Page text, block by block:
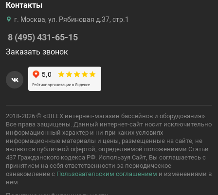
Контакты
г. Москва, ул. Рябиновая д.37, стр.1
8 (495) 431-65-15
Заказать звонок
2018-2026 © «DILEX интернет-магазин бассейнов и оборудования».
Все права защищены. Данный интернет-сайт носит исключительно
информационный характер и ни при каких условиях
информационные материалы и цены, размещенные на сайте, не
являются публичной офертой, определяемой положениями Статьи
437 Гражданского кодекса РФ. Используя Сайт, Вы соглашаетесь с
принятием на себя ответственности за периодическое
ознакомление с Пользовательским соглашением и изменениями в
нем.